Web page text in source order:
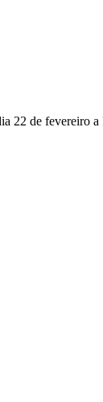
22 de fevereiro